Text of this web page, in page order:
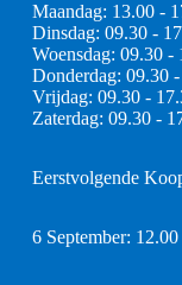
Maandag: 13.00 -
Dinsdag: 09.30 -
Woensdag: 09.30 -
Donderdag: 09.30
Vrijdag: 09.30 -
Zaterdag: 09.30 -
Eerstvolgende
6 September: